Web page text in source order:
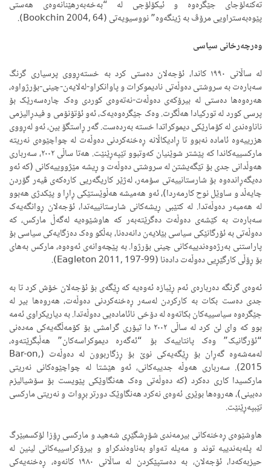
تەکنەلۆجای جێگرەوە و ئیکۆلۆجی لە “بەخەبەرهێنانەوەی هەستی
پێوەبەستراویی مرۆڤ بە ژینگەوە” نووسیویەتی (Bookchin 2004, 64).
وەرچەرخانی سیاسی
لە ساڵانی ١٩٩٠ کاندا، ئۆجەلان دەستی کرد بە خستەڕووی پرسیاری گرنگ
سەبارەت بە سروشتی دەوڵەتی نادیموکرات و پاوانکراو-لەلایەن-چینی-بۆرژواوە،
هەرەوەها دەستی لە بیرۆکەی دەوڵەت-نەتەوەی کوردی وەک چارەسەرێک بۆ
پرسی کورد لە تورکیادا هەڵگرت. وەک جێگرەوەیەک، ئەو ئۆتۆنۆمی و فیدڕالیزمی
ناناوەندی لە کۆمارێکی دیموکراتدا خستە بەردەست. گەر ڕاستگۆ بین، ئەو لەڕووی
هزرییەوە ئامادە نەبوو تا ڕادیکاڵانە ڕەخنەکردنی دەوڵەت لە چواچێوەی نەریتە
مارکسییەکاندا کە پێشتر شوێنیان کەوتبوو تێپەڕێنێت. هەتا ساڵی ٢٠٠٢، سەرباری
هەوڵدانی جدی بۆ تێگەیشتن لە سروشتی دەوڵەت و ڕیشە مێژووییەکانی (کە ئەو
دەیگەڕاندەوە بۆ شارستانییەتی سۆمەر، لەژێر کاریگەریی کارەکەی ڤیەر گۆردن
چایەڵد و ساوێل نوح کارمەردا)، ئەو هەمیشە هەڵوێستێکی ڕاڕا و پێکدژی هەبوو
لە هەمبەر دەوڵەتدا. لە کتێبی ڕیشەکانی شارستانییەتدا، ئۆجەلان ڕوانگەیەک
سەبارەت بە کێشەی دەوڵەت دەگرێتەبەر کە هاوشێوەیە لەگەڵ مارکس، کە
دەوڵەتی بە ئۆرگانێکی سیاسی بێلایەن دانەدەنا، بەڵکو وەک دەزگایەکی سیاسی بۆ
پاراستنی بەرژەوەندییەکانی چینی بۆرژوا. بە پێچەوانەی ئەوەوە، مارکس بەهای
بۆ ڕۆڵی کارگێڕیی دەوڵەت دادەنا (Eagleton 2011, 197-99).
ئەوەی گرنگە دەربارەی ئەم ڕێبازە ئەوەیە کە ڕێگەی بۆ ئۆجەلان خۆش کرد تا بە
جدی دەست بکات بە کارکردن لەسەر ڕەخنەکردنی دەوڵەت، هەروەها بیر لە
جێگرەوە سیاسییەکان بکاتەوە لە دۆخی نائامادەیی دەوڵەتدا. بە دیاریکراوی ئەمە
بوو کە وای لێ کرد لە ساڵی ٢٠٠٢ دا تیۆری گرامشی بۆ کۆمەڵگەیەکی مەدەنی
“ئۆرگانیک” وەک پانتاییەک بۆ “ئەگەرە دیموکراسەکان” هەڵبگرێتەوە،
لەمەشەوە گەڕان بۆ ڕێگەیەکی نوێ بۆ ڕزگاربوون لە دەوڵەت (Bar-on,
2015). سەرباری هەوڵە جدییەکانی، ئەو هێشتا لە چواچێوەکانی نەریتی
مارکسیدا کاری دەکرد (کە دەوڵەتی وەک هەنگاوێکی پێویست بۆ سۆشیالیزم
دەبینی)، هەروەها بوێری ئەوەی نەکرد هەنگاوێک دورتر بڕوات و نەریتی مارکسی
تێبپەڕێنێت.
هاوشێوەی ڕەخنەکانی بیرمەندی شۆڕشگێڕی شەهید و مارکسی ڕۆزا لۆکسمبێرگ
لە پلەبەندییە توند و مەیلە تەواو بەناوەندکراو و بیرۆکراسییەکانی لینین لە
حیزبەکەدا، ئۆجەلان، بە دەستپێکردن لە ساڵانی ١٩٨٠ کانەوە، ڕەخنەیەکی